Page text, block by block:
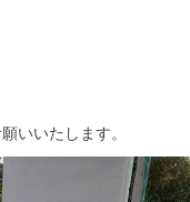
いいたします。